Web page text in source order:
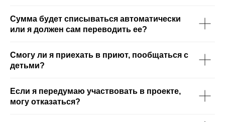
Сумма будет списываться автоматически
или я должен сам переводить ее?
Смогу ли я приехать в приют, пообщаться с
детьми?
Если я передумаю участвовать в проекте,
могу отказаться?